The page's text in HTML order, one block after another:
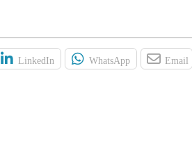
LinkedIn WhatsApp Email